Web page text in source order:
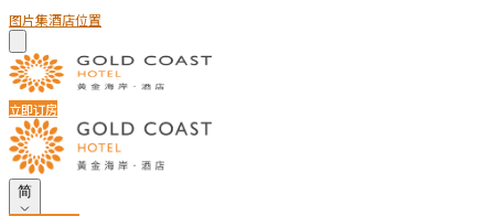
图片集酒店位置
立即订房
简